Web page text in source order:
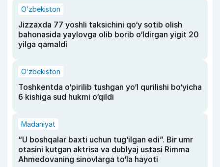
O‘zbekiston
Jizzaxda 77 yoshli taksichini qo‘y sotib olish
bahonasida yaylovga olib borib o‘ldirgan yigit 20
yilga qamaldi
O‘zbekiston
Toshkentda o‘pirilib tushgan yo‘l qurilishi bo‘yicha
6 kishiga sud hukmi o‘qildi
Madaniyat
“U boshqalar baxti uchun tug‘ilgan edi”. Bir umr
otasini kutgan aktrisa va dublyaj ustasi Rimma
Ahmedovaning sinovlarga to‘la hayoti